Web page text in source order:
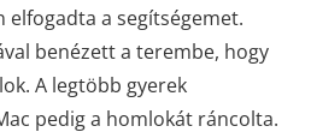
elfogadta a segítségemet.
benézett a terembe, hogy
A legtöbb gyerek
pedig a homlokát ráncolta.